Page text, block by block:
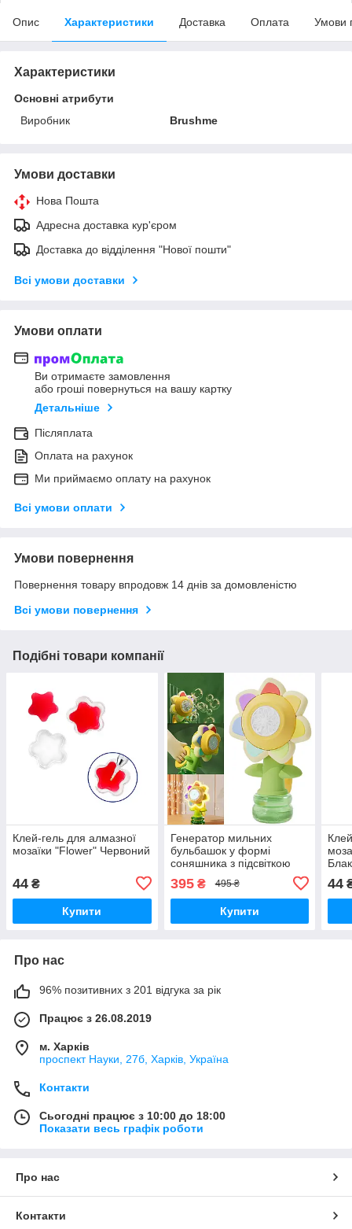
Опис Характеристики Доставка Оплата Умови
Характеристики
Основні атрибути
Виробник
Brushme
Умови доставки
Нова Пошта
Адресна доставка кур'єром
Доставка до відділення "Нової пошти"
Всі умови доставки
Умови оплати
Ви отримаєте замовлення
або гроші повернуться на вашу картку
Детальніше
Післяплата
Оплата на рахунок
Ми приймаємо оплату на рахунок
Всі умови оплати
Умови повернення
Повернення товару впродовж 14 днів за домовленістю
Всі умови повернення
Подібні товари компанії
Клей-гель для алмазної
мозаїки "Flower" Червоний
44 ₴
Купити
Генератор мильних
бульбашок у формі
соняшника з підсвіткою
Seven COLOR FLOWER
395₴ 495 ₴
Купити
44
Про нас
96% позитивних з 201 відгука за рік
Працює з 26.08.2019
м. Харків
проспект Науки, 27б, Харків, Україна
Контакти
Сьогодні працює з 10:00 до 18:00
Показати весь графік роботи
Про нас
Контакти